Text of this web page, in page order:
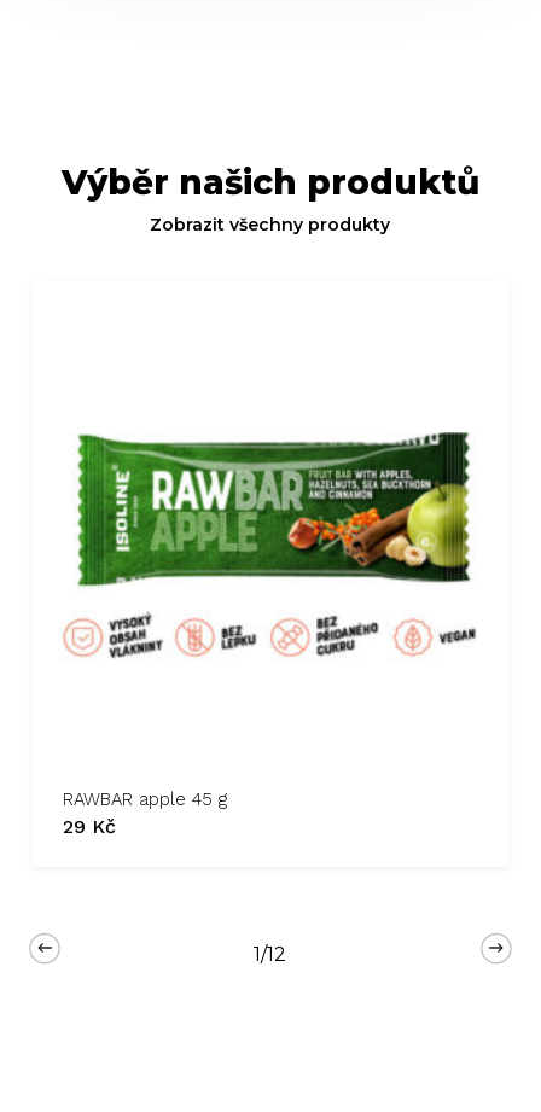
Výběr našich produktů
Zobrazit všechny produkty
RAWBAR apple 45 g
29 Kč
1/12